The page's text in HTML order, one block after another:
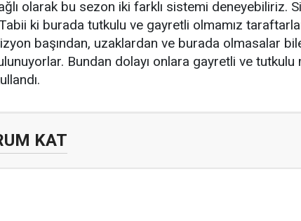
olarak bu sezon iki farklı sistemi deneyebiliriz.
ki burada tutkulu ve gayretli olmamız
başından, uzaklardan ve burada olmasalar
Bundan dolayı onlara gayretli ve tutkulu
KAT